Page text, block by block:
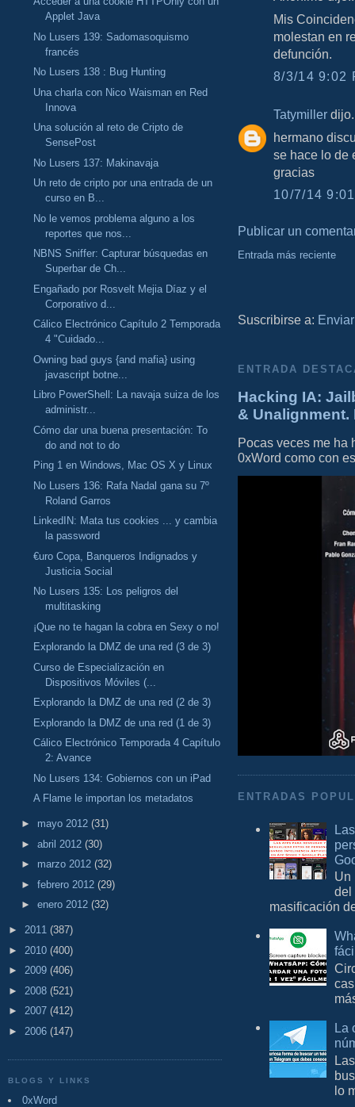
Applet Java
No Lusers 139: Sadomasoquismo
francés
No Lusers 138 : Bug Hunting
Una charla con Nico Waisman en Red
Innova
Una solución al reto de Cripto de
SensePost
No Lusers 137: Makinavaja
Un reto de cripto por una entrada de un
curso en B...
No le vemos problema alguno a los
reportes que nos...
NBNS Sniffer: Capturar búsquedas en
Superbar de Ch...
Engañado por Rosvelt Mejia Díaz y el
Corporativo d...
Cálico Electrónico Capítulo 2 Temporada
4 "Cuidado...
Owning bad guys {and mafia} using
javascript botne...
Libro PowerShell: La navaja suiza de los
administr...
Cómo dar una buena presentación: To
do and not to do
Ping 1 en Windows, Mac OS X y Linux
No Lusers 136: Rafa Nadal gana su 7º
Roland Garros
LinkedIN: Mata tus cookies ... y cambia
la password
€uro Copa, Banqueros Indignados y
Justicia Social
No Lusers 135: Los peligros del
multitasking
¡Que no te hagan la cobra en Sexy o no!
Explorando la DMZ de una red (3 de 3)
Curso de Especialización en
Dispositivos Móviles (...
Explorando la DMZ de una red (2 de 3)
Explorando la DMZ de una red (1 de 3)
Cálico Electrónico Temporada 4 Capítulo
2: Avance
No Lusers 134: Gobiernos con un iPad
A Flame le importan los metadatos
► mayo 2012 (31)
► abril 2012 (30)
► marzo 2012 (32)
► febrero 2012 (29)
► enero 2012 (32)
► 2011 (387)
► 2010 (400)
► 2009 (406)
► 2008 (521)
► 2007 (412)
► 2006 (147)
BLOGS Y LINKS
0xWord
Mis
molestan en
defunción.
8/3/14 9:02
Tatymiller
hermano
se hace lo de
gracias
10/7/14
Publicar un
Entrada más reciente
Suscribirse a:
ENTRADA
Hacking IA:
&
Pocas veces me ha
0xWord como con
ENTRADAS
Un
del
masificación
La
lo